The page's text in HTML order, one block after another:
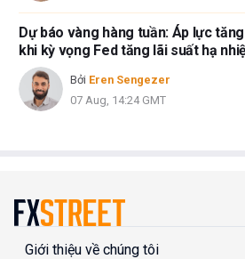
Dự báo vàng hàng tuần: Áp lực
khi kỳ vọng Fed tăng lãi suất hạ
Bởi Eren Sengezer
07 Aug, 14:24 GMT
Giới thiệu về chúng tôi